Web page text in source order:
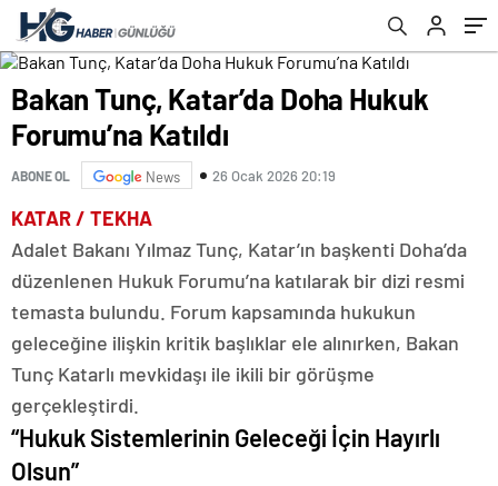
Bakan Tunç, Katar’da Doha Hukuk
Forumu’na Katıldı
ABONE OL News 26 Ocak 2026 20:19
KATAR / TEKHA
Adalet Bakanı Yılmaz Tunç, Katar’ın başkenti Doha’da
düzenlenen Hukuk Forumu’na katılarak bir dizi resmi
temasta bulundu. Forum kapsamında hukukun
geleceğine ilişkin kritik başlıklar ele alınırken, Bakan
Tunç Katarlı mevkidaşı ile ikili bir görüşme
gerçekleştirdi.
“Hukuk Sistemlerinin Geleceği İçin Hayırlı
Olsun”